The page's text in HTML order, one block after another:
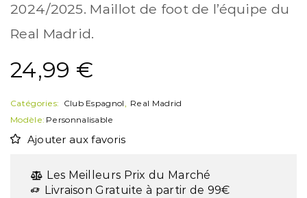
2024/2025. Maillot de foot de l’équipe du
Real Madrid.
24,99 €
Catégories: Club Espagnol, Real Madrid
Modèle: Personnalisable
Ajouter aux favoris
Les Meilleurs Prix du Marché
Livraison Gratuite à partir de 99€